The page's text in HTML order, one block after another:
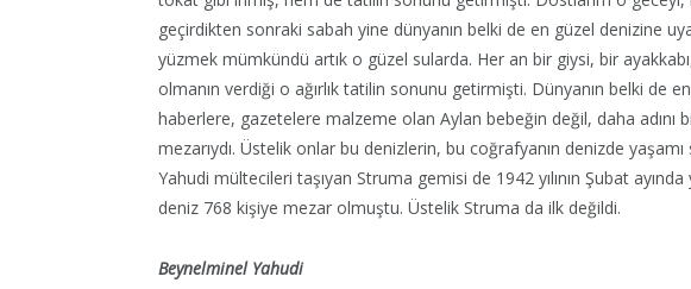
geçirdikten sonraki sabah yine dünyanın belki de en güzel denizine
yüzmek mümkündü artık o güzel sularda. Her an bir giysi, bir
olmanın verdiği o ağırlık tatilin sonunu getirmişti. Dünyanın belki de
haberlere, gazetelere malzeme olan Aylan bebeğin değil, daha adını
mezarıydı. Üstelik onlar bu denizlerin, bu coğrafyanın denizde
Yahudi mültecileri taşıyan Struma gemisi de 1942 yılının Şubat ayında
deniz 768 kişiye mezar olmuştu. Üstelik Struma da ilk değildi.
Beynelminel Yahudi